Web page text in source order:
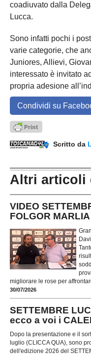
coadiuvato dalla
Lucca.
Sono infatti pochi i
varie categorie, che
Juniores, Allievi,
interessato è invitato
propria adesione
Condividi su
Scritto da
Altri articoli
VIDEO
FOLGOR
migliorare le rose per
30/07/2026
SETTEMBRE
ecco a voi i
Dopo la presentazione e il
luglio (CLICCA QUA), sono
dell'edizione 2026 del